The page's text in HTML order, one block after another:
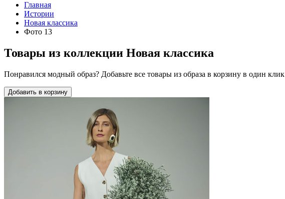
Главная
Истории
Новая классика
Фото 13
Товары из коллекции Новая классика
Понравился модный образ? Добавьте все товары из образа в корзину в один клик
Добавить в корзину